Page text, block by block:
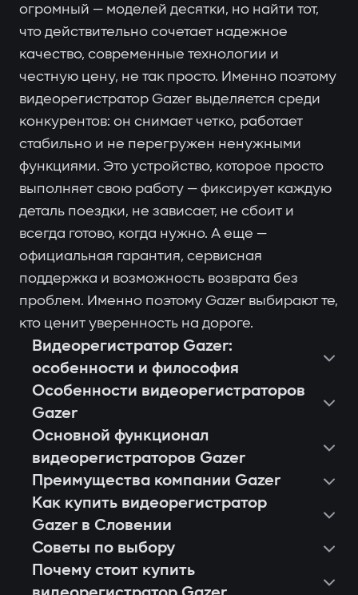
огромный — моделей десятки, но найти тот,
что действительно сочетает надежное
качество, современные технологии и
честную цену, не так просто. Именно поэтому
видеорегистратор Gazer выделяется среди
конкурентов: он снимает четко, работает
стабильно и не перегружен ненужными
функциями. Это устройство, которое просто
выполняет свою работу — фиксирует каждую
деталь поездки, не зависает, не сбоит и
всегда готово, когда нужно. А еще —
официальная гарантия, сервисная
поддержка и возможность возврата без
проблем. Именно поэтому Gazer выбирают те,
кто ценит уверенность на дороге.
Видеорегистратор Gazer:
особенности и философия
Особенности видеорегистраторов
Gazer
Основной функционал
видеорегистраторов Gazer
Преимущества компании Gazer
Как купить видеорегистратор
Gazer в Словении
Советы по выбору
Почему стоит купить